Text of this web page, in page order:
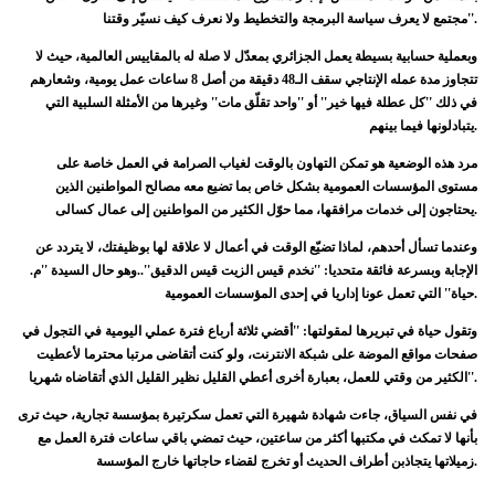
مجتمع لا يعرف سياسة البرمجة والتخطيط ولا نعرف كيف نسيّر وقتنا''.
وبعملية حسابية بسيطة يعمل الجزائري بمعدّل لا صلة له بالمقاييس العالمية، حيث لا
تتجاوز مدة عمله الإنتاجي سقف الـ48 دقيقة من أصل 8 ساعات عمل يومية، وشعارهم
في ذلك ''كل عطلة فيها خير'' أو ''واحد تقلّق مات'' وغيرها من الأمثلة السلبية التي
يتبادلونها فيما بينهم.
مرد هذه الوضعية هو تمكن التهاون بالوقت لغياب الصرامة في العمل خاصة على
مستوى المؤسسات العمومية بشكل خاص بما تضيع معه مصالح المواطنين الذين
يحتاجون إلى خدمات مرافقها، مما حوّل الكثير من المواطنين إلى عمال كسالى.
وعندما تسأل أحدهم، لماذا تضيّع الوقت في أعمال لا علاقة لها بوظيفتك، لا يتردد عن
الإجابة وبسرعة فائقة متحديا: ''نخدم قيس الزيت قيس الدقيق''..وهو حال السيدة ''م.
حياة'' التي تعمل عونا إداريا في إحدى المؤسسات العمومية.
وتقول حياة في تبريرها لمقولتها: ''أقضي ثلاثة أرباع فترة عملي اليومية في التجول في
صفحات مواقع الموضة على شبكة الانترنت، ولو كنت أتقاضى مرتبا محترما لأعطيت
الكثير من وقتي للعمل، بعبارة أخرى أعطي القليل نظير القليل الذي أتقاضاه شهريا''.
في نفس السياق، جاءت شهادة شهيرة التي تعمل سكرتيرة بمؤسسة تجارية، حيث ترى
بأنها لا تمكث في مكتبها أكثر من ساعتين، حيث تمضي باقي ساعات فترة العمل مع
زميلاتها يتجاذبن أطراف الحديث أو تخرج لقضاء حاجاتها خارج المؤسسة.